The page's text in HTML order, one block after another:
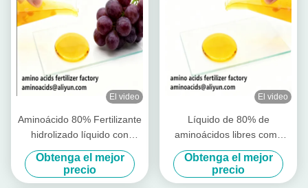
El video
Aminoácido 80% Fertilizante
hidrolizado líquido con
aminoácidos libres ≥ 750 g/l
Nitrógeno total ≥ 12,0% y
alta solubilidad para la
Obtenga el mejor
precio
El video
Líquido de 80% de
aminoácidos libres como
materia prima para la
producción de fertilizantes
solubles en agua
Obtenga el mejor
precio